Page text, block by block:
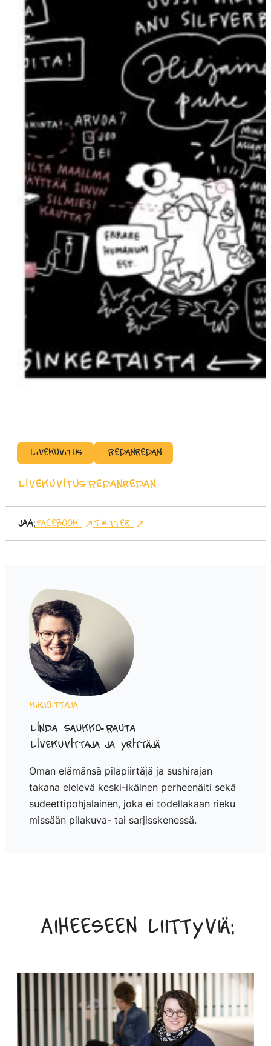
Livekuvitus Redanredan
LivekuvitusRedanredan
Jaa:Facebook Twitter
Kirjoittaja
Linda Saukko-Rauta
Livekuvittaja ja yrittäjä
Oman elämänsä pilapiirtäjä ja sushirajan
takana elelevä keski-ikäinen perheenäiti sekä
sudeettipohjalainen, joka ei todellakaan rieku
missään pilakuva- tai sarjisskenessä.
Aiheeseen liittyviä: